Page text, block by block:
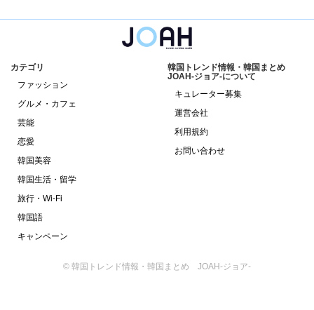
カテゴリ
ファッション
グルメ・カフェ
芸能
恋愛
韓国美容
韓国生活・留学
旅行・Wi-Fi
韓国語
キャンペーン
韓国トレンド情報・韓国まとめ
JOAH-ジョア-について
キュレーター募集
運営会社
利用規約
お問い合わせ
© 韓国トレンド情報・韓国まとめ JOAH-ジョア-